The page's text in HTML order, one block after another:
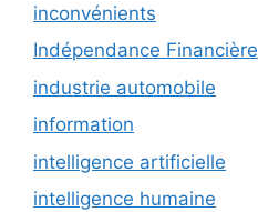
inconvénients
Indépendance Financière
industrie automobile
information
intelligence artificielle
intelligence humaine